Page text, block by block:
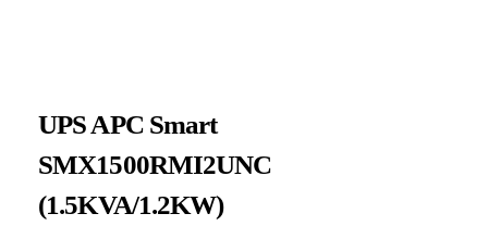
UPS APC Smart
SMX1500RMI2UNC
(1.5KVA/1.2KW)